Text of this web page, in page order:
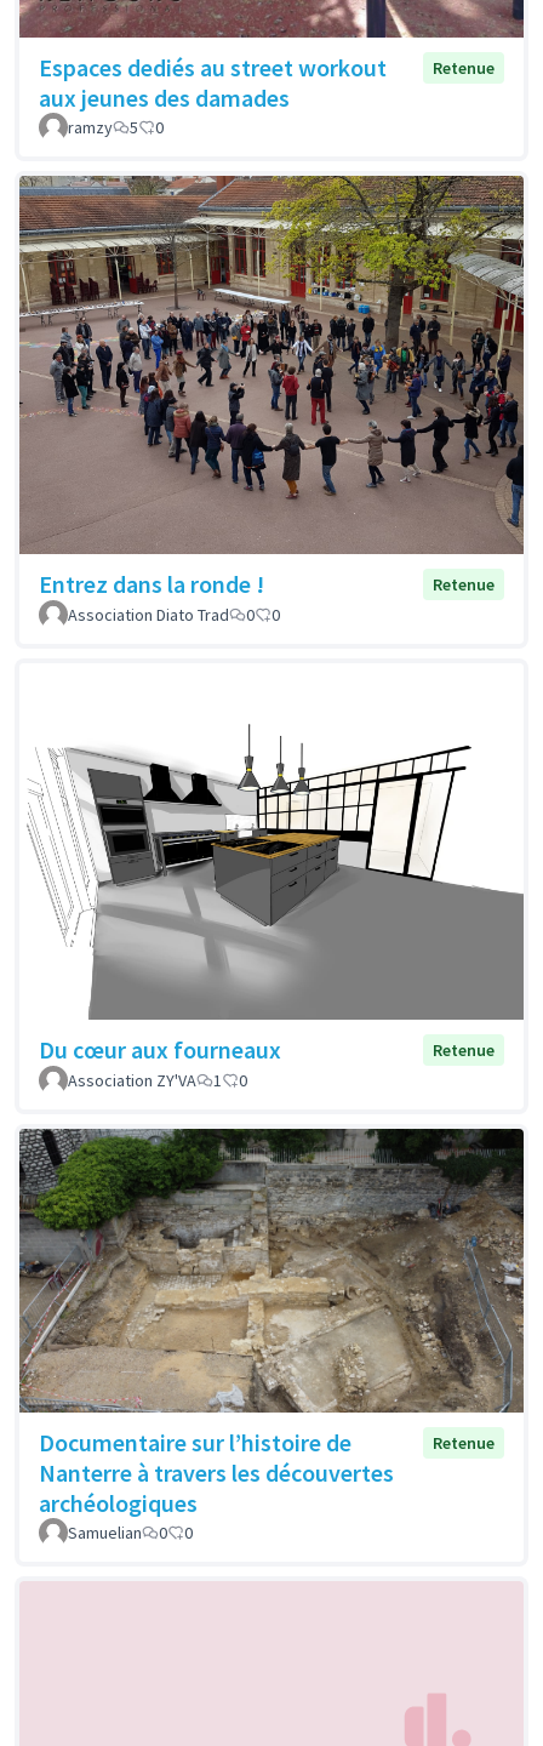
Espaces dediés au street workout
aux jeunes des damades
Retenue
ramzy 5 0
Entrez dans la ronde !
Retenue
Association Diato Trad
0 0
Du cœur aux fourneaux
Retenue
Association ZY'VA
1 0
Documentaire sur l’histoire de
Nanterre à travers les découvertes
archéologiques
Retenue
Samuelian 0 0